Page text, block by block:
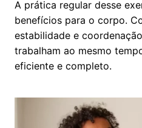
A prática regular desse
benefícios para o corpo.
estabilidade e
trabalham ao mesmo
eficiente e completo.